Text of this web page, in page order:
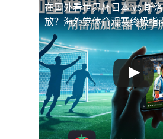
在国外看世界杯日本 vs 斯
放？海外党体育观赛终极指